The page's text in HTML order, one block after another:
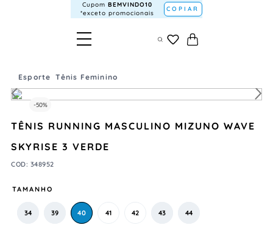
Cupom BEMVINDO10
*exceto promocionais
COPIAR
Esporte Tênis Feminino
-50%
TÊNIS RUNNING MASCULINO MIZUNO WAVE
SKYRISE 3 VERDE
COD: 348952
TAMANHO
34 39 40 41 42 43 44